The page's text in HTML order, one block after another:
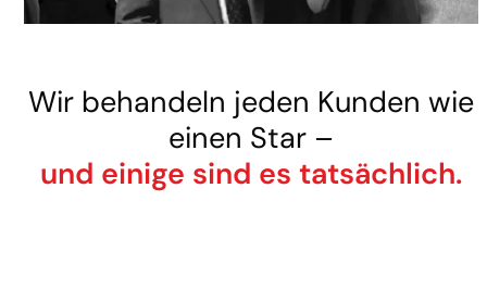
Wir behandeln jeden Kunden wie
einen Star –
und einige sind es tatsächlich.